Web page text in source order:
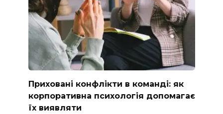
Приховані конфлікти в команді: як
корпоративна психологія допомагає
їх виявляти